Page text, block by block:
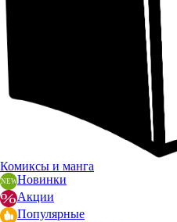
Комиксы и манга
Новинки
Акции
Популярные